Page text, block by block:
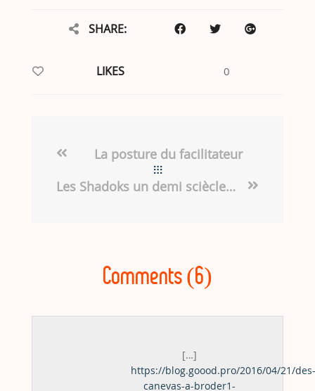
SHARE:
LIKES 0
La posture du facilitateur
Les Shadoks un demi sciècle plus tard
Comments (6)
[…]
https://blog.goood.pro/2016/04/21/des-
canevas-a-broder1-